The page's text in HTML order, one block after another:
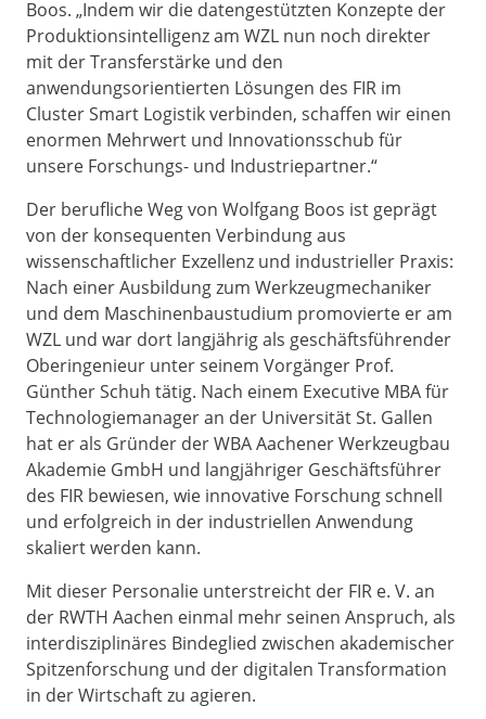
Boos. „Indem wir die datengestützten Konzepte der
Produktionsintelligenz am WZL nun noch direkter
mit der Transferstärke und den
anwendungsorientierten Lösungen des FIR im
Cluster Smart Logistik verbinden, schaffen wir einen
enormen Mehrwert und Innovationsschub für
unsere Forschungs- und Industriepartner.“
Der berufliche Weg von Wolfgang Boos ist geprägt
von der konsequenten Verbindung aus
wissenschaftlicher Exzellenz und industrieller Praxis:
Nach einer Ausbildung zum Werkzeugmechaniker
und dem Maschinenbaustudium promovierte er am
WZL und war dort langjährig als geschäftsführender
Oberingenieur unter seinem Vorgänger Prof.
Günther Schuh tätig. Nach einem Executive MBA für
Technologiemanager an der Universität St. Gallen
hat er als Gründer der WBA Aachener Werkzeugbau
Akademie GmbH und langjähriger Geschäftsführer
des FIR bewiesen, wie innovative Forschung schnell
und erfolgreich in der industriellen Anwendung
skaliert werden kann.
Mit dieser Personalie unterstreicht der FIR e. V. an
der RWTH Aachen einmal mehr seinen Anspruch, als
interdisziplinäres Bindeglied zwischen akademischer
Spitzenforschung und der digitalen Transformation
in der Wirtschaft zu agieren.